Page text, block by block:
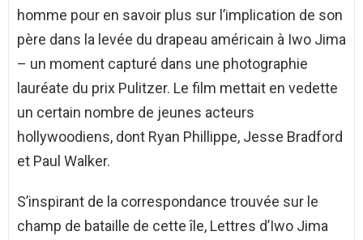
homme pour en savoir plus sur l’implication de son
père dans la levée du drapeau américain à Iwo Jima
– un moment capturé dans une photographie
lauréate du prix Pulitzer. Le film mettait en vedette
un certain nombre de jeunes acteurs
hollywoodiens, dont Ryan Phillippe, Jesse Bradford
et Paul Walker.
S’inspirant de la correspondance trouvée sur le
champ de bataille de cette île, Lettres d’Iwo Jima